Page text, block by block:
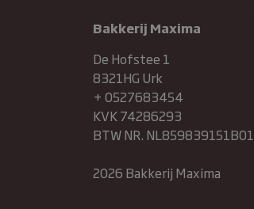
Bakkerij Maxima
De Hofstee 1
8321HG Urk
+ 0527683454
KVK 74286293
BTW NR. NL859839151B01
2026 Bakkerij Maxima